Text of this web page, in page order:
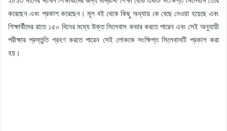
করেছেন এবং প্রকাশ করেছেন। মূল বই থেকে কিছু অধ্যায় কে বেছে নেওয়া হয়েছে এবং
শিক্ষার্থীদের রাতে ১৫০ দিনের মধ্যে উক্ত সিলেবাস কভার করতে পারেন এবং সেই অনুযায়ী
পরীক্ষার প্রস্তুতি গ্রহণ করতে পারেন সেই লোককে সংক্ষিপ্ত সিলেবাসটি প্রকাশ করা
হয়।